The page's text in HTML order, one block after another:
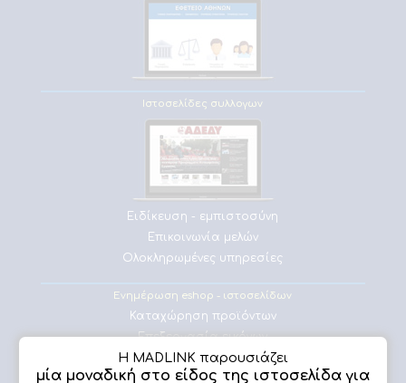
Ιστοσελίδες συλλογων
Ειδίκευση - εμπιστοσύνη
Επικοινωνία μελών
Ολοκληρωμένες υπηρεσίες
Ενημέρωση eshop - ιστοσελίδων
Καταχώρηση προϊόντων
Επεξεργασία εικόνων
Πλήρης υποστήριξη
Η MADLINK παρουσιάζει
μία μοναδική στο είδος της ιστοσελίδα για